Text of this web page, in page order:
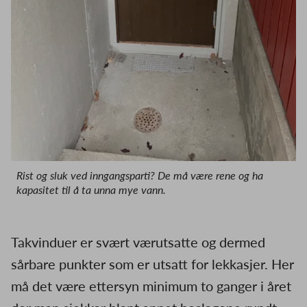
Rist og sluk ved inngangsparti? De må være rene og ha
kapasitet til å ta unna mye vann.
Takvinduer er svært værutsatte og dermed
sårbare punkter som er utsatt for lekkasjer. Her
må det være ettersyn minimum to ganger i året